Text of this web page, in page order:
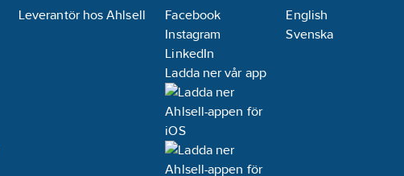
Leverantör hos Ahlsell
Facebook
Instagram
LinkedIn
Ladda ner vår app
English
Svenska